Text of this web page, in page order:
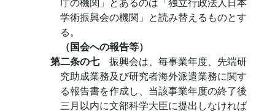
学術振興会の機関」と読み替えるものとす
る。
（国会への報告等）
第二条の七 振興会は、毎事業年度、先端研
究助成業務及び研究者海外派遣業務に関す
る報告書を作成し、当該事業年度の終了後
三月以内に文部科学大臣に提出しなければ